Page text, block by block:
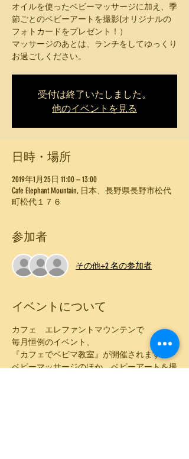
オイルを使ったベビーマッサージに加え、季
節ごとのベビーアートを撮影(オリジナルの
フォトカードをプレゼント！）
マッサージのあとは、ランチをしてゆっくり
お過ごしください。
受付は終了いたしました。
他のイベントを見る
日時・場所
2019年1月25日 11:00 – 13:00
Cafe Elephant Mountain, 日本、長野県長野市松代
町松代１７６
参加者
その他+2 名の参加者
イベントについて
ベビーマッサージのほか、ベビーアートを撮